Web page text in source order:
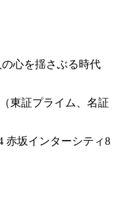
心を揺さぶる時代
証プライム、名証
坂インターシティ8